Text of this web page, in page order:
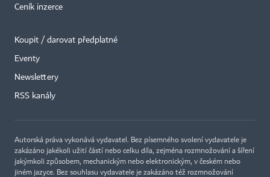
Ceník inzerce
Koupit / darovat předplatné
Eventy
Newslettery
RSS kanály
Autorská práva vykonává vydavatel. Bez písemného svolení vydavatele je
zakázáno jakékoli užití částí nebo celku díla, zejména rozmnožování a šíření
jakýmkoli způsobem, mechanickým nebo elektronickým, v českém nebo
jiném jazyce. Bez souhlasu vydavatele je zakázáno též rozmnožování